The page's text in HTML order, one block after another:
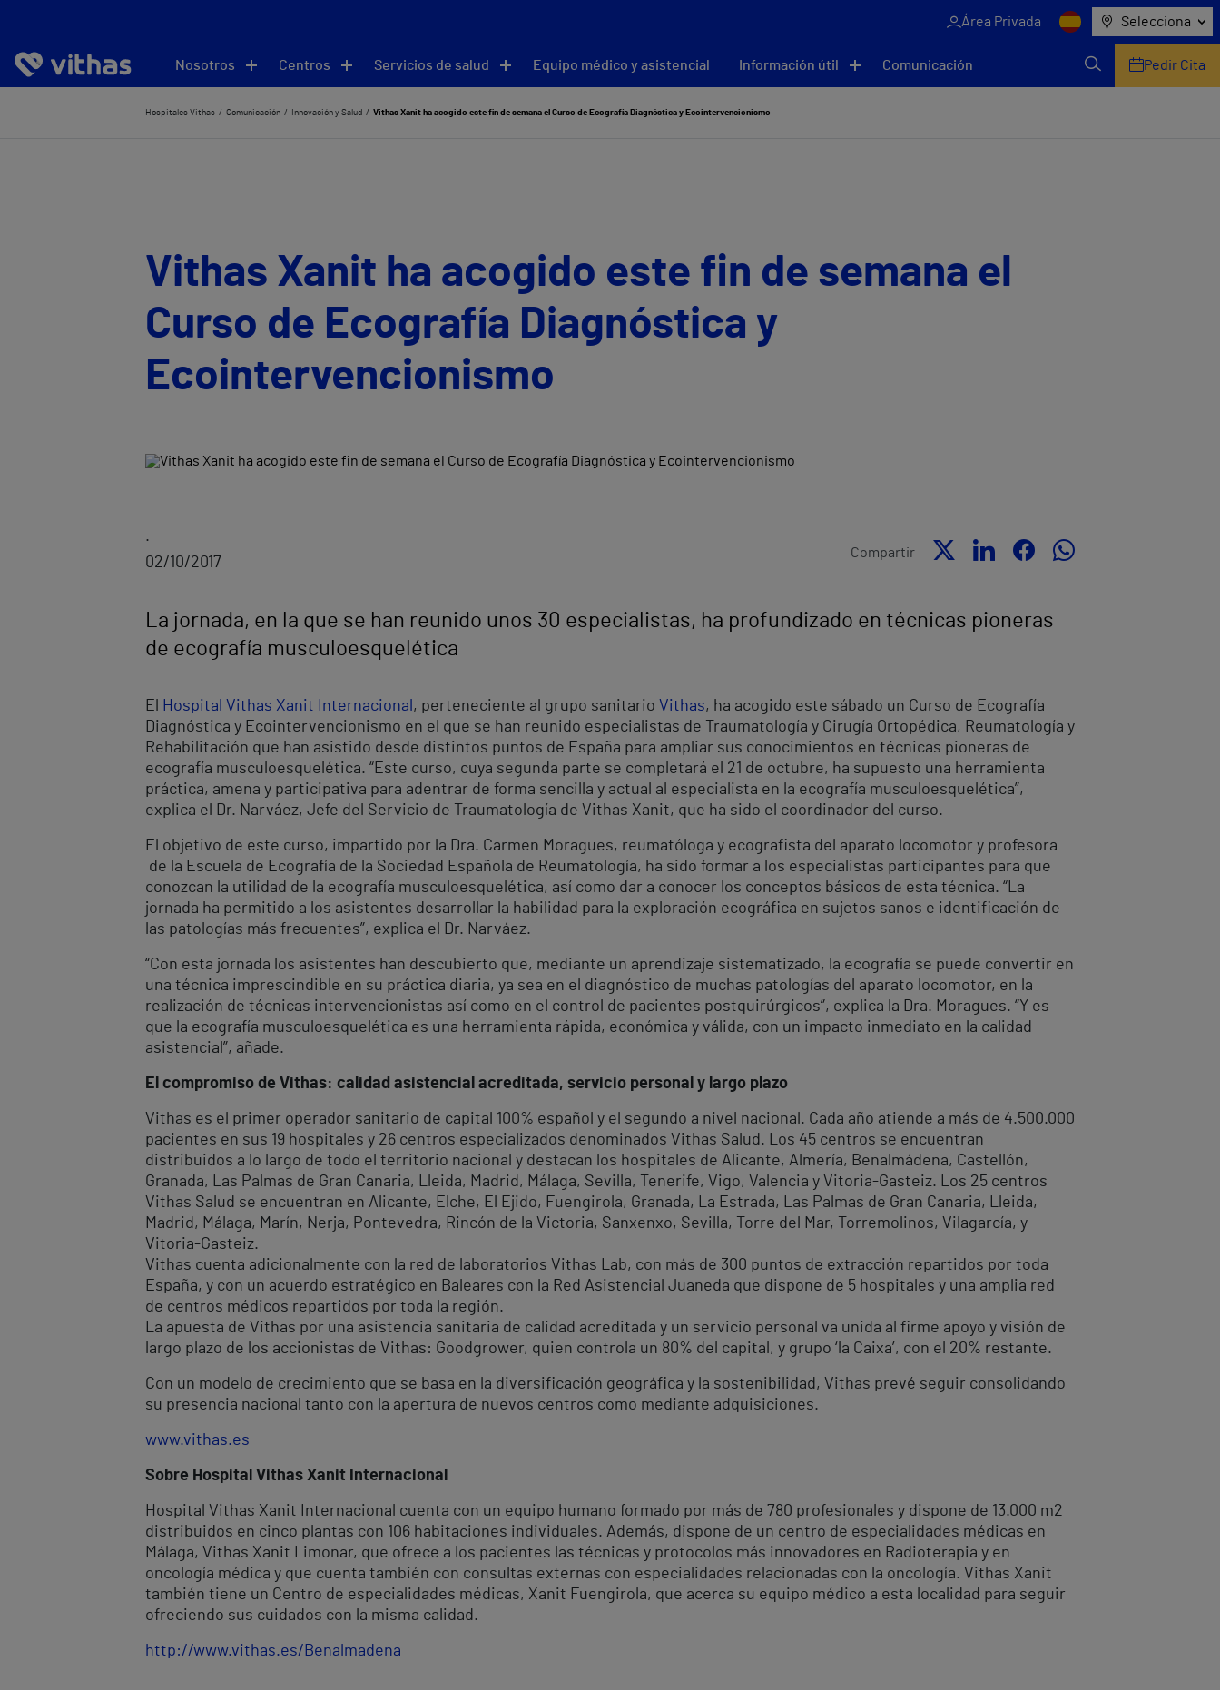
Área Privada Selecciona
Nosotros Centros Servicios de salud Equipo médico y asistencial Información útil Comunicación Pedir Cita
Hospitales Vithas Comunicación Innovación y Salud Vithas Xanit ha acogido este fin de semana el Curso de Ecografía Diagnóstica y Ecointervencionismo
Vithas Xanit ha acogido este fin de semana el
Curso de Ecografía Diagnóstica y
Ecointervencionismo
.
02/10/2017
Compartir
La jornada, en la que se han reunido unos 30 especialistas, ha profundizado en técnicas pioneras
de ecografía musculoesquelética
El Hospital Vithas Xanit Internacional , perteneciente al grupo sanitario Vithas, ha acogido este sábado un Curso de Ecografía
Diagnóstica y Ecointervencionismo en el que se han reunido especialistas de Traumatología y Cirugía Ortopédica, Reumatología y
Rehabilitación que han asistido desde distintos puntos de España para ampliar sus conocimientos en técnicas pioneras de
ecografía musculoesquelética. “Este curso, cuya segunda parte se completará el 21 de octubre, ha supuesto una herramienta
práctica, amena y participativa para adentrar de forma sencilla y actual al especialista en la ecografía musculoesquelética”,
explica el Dr. Narváez, Jefe del Servicio de Traumatología de Vithas Xanit, que ha sido el coordinador del curso.
El objetivo de este curso, impartido por la Dra. Carmen Moragues, reumatóloga y ecografista del aparato locomotor y profesora
de la Escuela de Ecografía de la Sociedad Española de Reumatología, ha sido formar a los especialistas participantes para que
conozcan la utilidad de la ecografía musculoesquelética, así como dar a conocer los conceptos básicos de esta técnica. “La
jornada ha permitido a los asistentes desarrollar la habilidad para la exploración ecográfica en sujetos sanos e identificación de
las patologías más frecuentes”, explica el Dr. Narváez.
“Con esta jornada los asistentes han descubierto que, mediante un aprendizaje sistematizado, la ecografía se puede convertir en
una técnica imprescindible en su práctica diaria, ya sea en el diagnóstico de muchas patologías del aparato locomotor, en la
realización de técnicas intervencionistas así como en el control de pacientes postquirúrgicos”, explica la Dra. Moragues. “Y es
que la ecografía musculoesquelética es una herramienta rápida, económica y válida, con un impacto inmediato en la calidad
asistencial”, añade.
El compromiso de Vithas: calidad asistencial acreditada, servicio personal y largo plazo
Vithas es el primer operador sanitario de capital 100% español y el segundo a nivel nacional. Cada año atiende a más de 4.500.000
pacientes en sus 19 hospitales y 26 centros especializados denominados Vithas Salud. Los 45 centros se encuentran
distribuidos a lo largo de todo el territorio nacional y destacan los hospitales de Alicante, Almería, Benalmádena, Castellón,
Granada, Las Palmas de Gran Canaria, Lleida, Madrid, Málaga, Sevilla, Tenerife, Vigo, Valencia y Vitoria-Gasteiz. Los 25 centros
Vithas Salud se encuentran en Alicante, Elche, El Ejido, Fuengirola, Granada, La Estrada, Las Palmas de Gran Canaria, Lleida,
Madrid, Málaga, Marín, Nerja, Pontevedra, Rincón de la Victoria, Sanxenxo, Sevilla, Torre del Mar, Torremolinos, Vilagarcía, y
Vitoria-Gasteiz.
Vithas cuenta adicionalmente con la red de laboratorios Vithas Lab, con más de 300 puntos de extracción repartidos por toda
España, y con un acuerdo estratégico en Baleares con la Red Asistencial Juaneda que dispone de 5 hospitales y una amplia red
de centros médicos repartidos por toda la región.
La apuesta de Vithas por una asistencia sanitaria de calidad acreditada y un servicio personal va unida al firme apoyo y visión de
largo plazo de los accionistas de Vithas: Goodgrower, quien controla un 80% del capital, y grupo ‘la Caixa’, con el 20% restante.
Con un modelo de crecimiento que se basa en la diversificación geográfica y la sostenibilidad, Vithas prevé seguir consolidando
su presencia nacional tanto con la apertura de nuevos centros como mediante adquisiciones.
www.vithas.es
Sobre Hospital Vithas Xanit Internacional
Hospital Vithas Xanit Internacional cuenta con un equipo humano formado por más de 780 profesionales y dispone de 13.000 m2
distribuidos en cinco plantas con 106 habitaciones individuales. Además, dispone de un centro de especialidades médicas en
Málaga, Vithas Xanit Limonar, que ofrece a los pacientes las técnicas y protocolos más innovadores en Radioterapia y en
oncología médica y que cuenta también con consultas externas con especialidades relacionadas con la oncología. Vithas Xanit
también tiene un Centro de especialidades médicas, Xanit Fuengirola, que acerca su equipo médico a esta localidad para seguir
ofreciendo sus cuidados con la misma calidad.
http://www.vithas.es/Benalmadena